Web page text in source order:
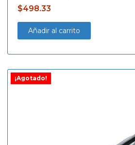
$498.33
Añadir al carrito
¡Agotado!